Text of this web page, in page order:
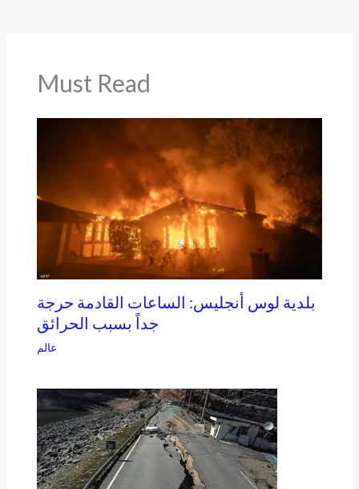
Must Read
بلدية لوس أنجليس: الساعات القادمة حرجة
جداً بسبب الحرائق
عالم